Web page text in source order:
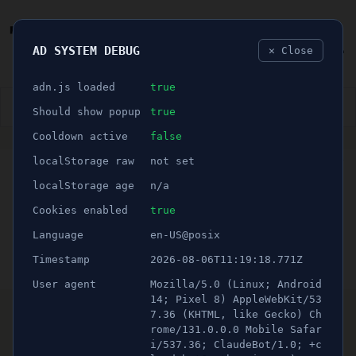
👮🏻‍♂️ BLÅLJUS ÅSIKTER SPORT
ANNONS
29-åring åtalas för
mordförsöket i Lina Hage
Publicerad 28 maj 2021 02:00
Uppdaterad 16 juni 2026 23:30
rapporteratvar det vid 18.30-
tiden den 23 mars som ett bråk uppstod i
Lina centrum. En 18 åring man ska ha blivit
AD SYSTEM DEBUG ✕ Close
adn.js loaded true
Should show popup true
Cooldown active false
localStorage raw not set
localStorage age n/a
Cookies enabled true
Language en-US@posix
Timestamp 2026-08-06T11:19:18.771Z
User agent
Mozilla/5.0 (Linux; Android
14; Pixel 8) AppleWebKit/53
7.36 (KHTML, like Gecko) Ch
rome/131.0.0.0 Mobile Safar
i/537.36; ClaudeBot/1.0; +c